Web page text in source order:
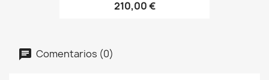
210,00 €
Comentarios (0)